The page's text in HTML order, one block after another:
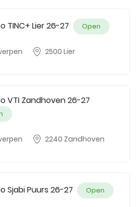
TINC+ Lier 26-27 Open
2500 Lier
VTI Zandhoven 26-27
2240 Zandhoven
Sjabi Puurs 26-27 Open